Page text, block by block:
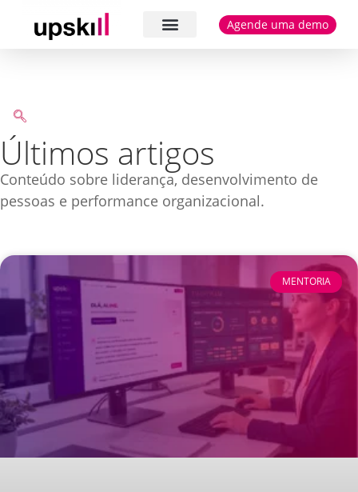
Agende uma demo
Últimos artigos
Conteúdo sobre liderança, desenvolvimento de
pessoas e performance organizacional.
MENTORIA